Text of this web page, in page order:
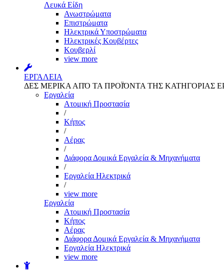
Λευκά Είδη
Ανωστρώματα
Επιστρώματα
Ηλεκτρικά Υποστρώματα
Ηλεκτρικές Κουβέρτες
Κουβερλί
view more
ΕΡΓΑΛΕΙΑ
ΔΕΣ ΜΕΡΙΚΑ ΑΠΌ ΤΑ ΠΡΟΪΌΝΤΑ ΤΗΣ ΚΑΤΗΓΟΡΙΑΣ
Εργαλεία
Aτομική Προστασία
/
Kήπος
/
Αέρας
/
Διάφορα Δομικά Εργαλεία & Μηχανήματα
/
Εργαλεία Ηλεκτρικά
/
view more
Εργαλεία
Aτομική Προστασία
Kήπος
Αέρας
Διάφορα Δομικά Εργαλεία & Μηχανήματα
Εργαλεία Ηλεκτρικά
view more